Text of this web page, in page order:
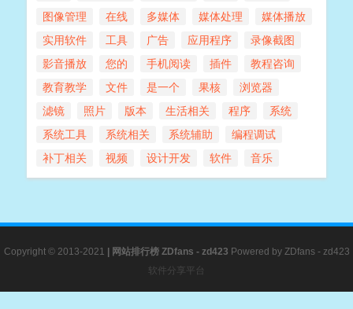
图像管理
在线 多媒体 媒体处理
媒体播放
实用软件
工具 广告 应用程序
录像截图
影音播放
您的 手机阅读 插件
教程咨询
教育教学
文件 是一个 果核
浏览器
滤镜
照片 版本 生活相关 程序
系统
系统工具
系统相关 系统辅助
编程调试
补丁相关
视频 设计开发 软件 音乐
Copyright © 2013-2021 网站排行榜ZDfans - zd423 Powered by ZDfans - zd423
软件分享平台